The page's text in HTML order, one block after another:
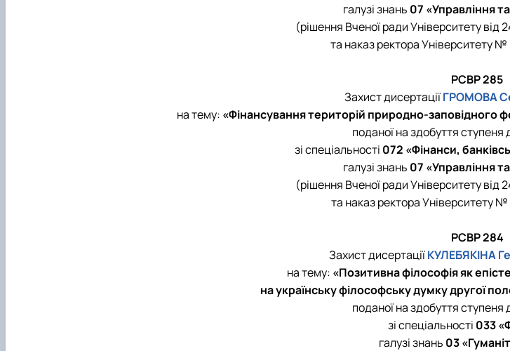
галузі знань 07 «Управління
(рішення Вченої ради Університету
та наказ ректора Університету
РСВР 285
Захист дисертаціїГРОМОВА
на тему: «Фінансування територій природно-заповідного
поданої на здобуття ступеня
зі спеціальності 072 «Фінанси,
галузі знань 07 «Управління
(рішення Вченої ради Університету
та наказ ректора Університету
РСВР 284
Захист дисертаціїКУЛЕБЯКІНА
на тему: «Позитивна філософія як
на українську філософську думку другої
поданої на здобуття ступеня
зі спеціальності 033
галузі знань 03